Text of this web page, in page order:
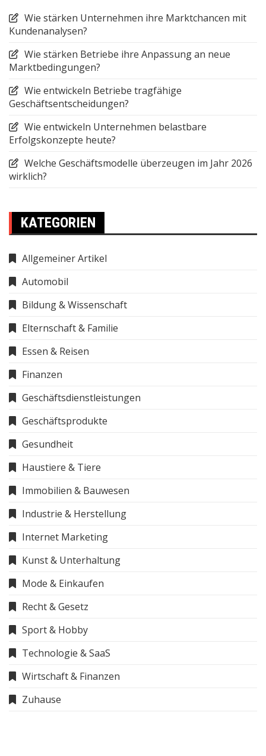
Wie stärken Unternehmen ihre Marktchancen mit
Kundenanalysen?
Wie stärken Betriebe ihre Anpassung an neue
Marktbedingungen?
Wie entwickeln Betriebe tragfähige
Geschäftsentscheidungen?
Wie entwickeln Unternehmen belastbare
Erfolgskonzepte heute?
Welche Geschäftsmodelle überzeugen im Jahr 2026
wirklich?
KATEGORIEN
Allgemeiner Artikel
Automobil
Bildung & Wissenschaft
Elternschaft & Familie
Essen & Reisen
Finanzen
Geschäftsdienstleistungen
Geschäftsprodukte
Gesundheit
Haustiere & Tiere
Immobilien & Bauwesen
Industrie & Herstellung
Internet Marketing
Kunst & Unterhaltung
Mode & Einkaufen
Recht & Gesetz
Sport & Hobby
Technologie & SaaS
Wirtschaft & Finanzen
Zuhause